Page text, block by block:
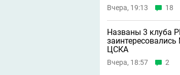
Вчера, 19:13 18
Названы 3 клуба
ЦСКА
Вчера, 18:57 2